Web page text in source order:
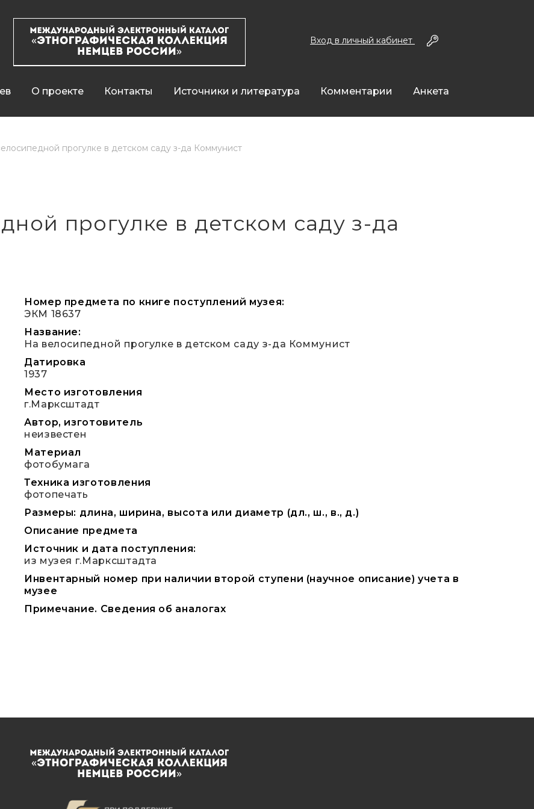
Вход в личный кабинет
О проекте Контакты Источники и литература Комментарии Анкета
прогулке в детском саду з-да Коммунист
прогулке в детском саду з-да
Номер предмета по книге поступлений музея:
ЭКМ 18637
Название:
На велосипедной прогулке в детском саду з-да Коммунист
Датировка
1937
Место изготовления
г.Марксштадт
Автор, изготовитель
неизвестен
Материал
фотобумага
Техника изготовления
фотопечать
Размеры: длина, ширина, высота или диаметр (дл., ш., в., д.)
Описание предмета
Источник и дата поступления:
из музея г.Марксштадта
Инвентарный номер при наличии второй ступени (научное описание) учета в
музее
Примечание. Сведения об аналогах